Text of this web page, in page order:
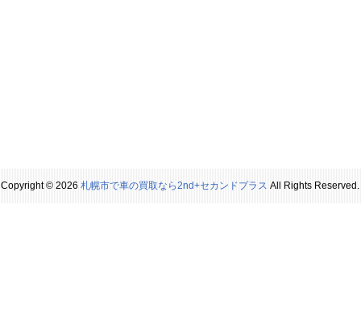
Copyright © 2026札幌市で車の買取なら2nd+セカンドプラス All Rights Reserved.